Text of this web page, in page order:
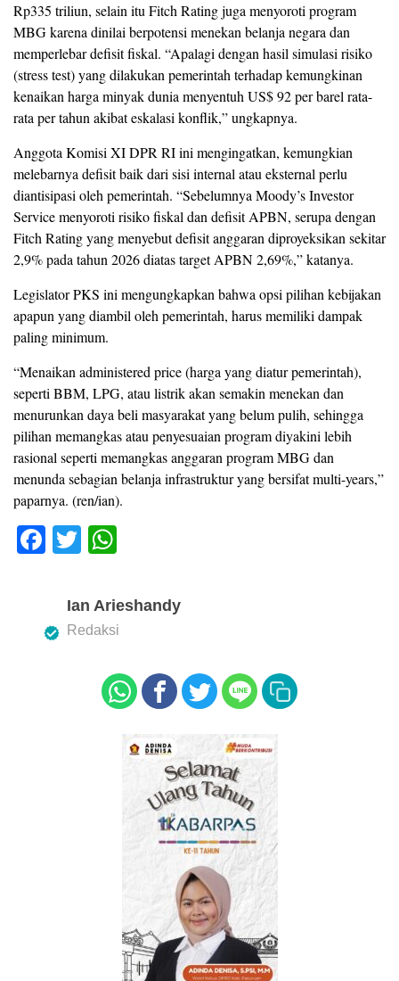
Rp335 triliun, selain itu Fitch Rating juga menyoroti program
MBG karena dinilai berpotensi menekan belanja negara dan
memperlebar defisit fiskal. “Apalagi dengan hasil simulasi risiko
(stress test) yang dilakukan pemerintah terhadap kemungkinan
kenaikan harga minyak dunia menyentuh US$ 92 per barel rata-
rata per tahun akibat eskalasi konflik,” ungkapnya.
Anggota Komisi XI DPR RI ini mengingatkan, kemungkian
melebarnya defisit baik dari sisi internal atau eksternal perlu
diantisipasi oleh pemerintah. “Sebelumnya Moody’s Investor
Service menyoroti risiko fiskal dan defisit APBN, serupa dengan
Fitch Rating yang menyebut defisit anggaran diproyeksikan sekitar
2,9% pada tahun 2026 diatas target APBN 2,69%,” katanya.
Legislator PKS ini mengungkapkan bahwa opsi pilihan kebijakan
apapun yang diambil oleh pemerintah, harus memiliki dampak
paling minimum.
“Menaikan administered price (harga yang diatur pemerintah),
seperti BBM, LPG, atau listrik akan semakin menekan dan
menurunkan daya beli masyarakat yang belum pulih, sehingga
pilihan memangkas atau penyesuaian program diyakini lebih
rasional seperti memangkas anggaran program MBG dan
menunda sebagian belanja infrastruktur yang bersifat multi-years,”
paparnya. (ren/ian).
F
e
T
tt
er
at
s
p
p
Ian Arieshandy
Redaksi